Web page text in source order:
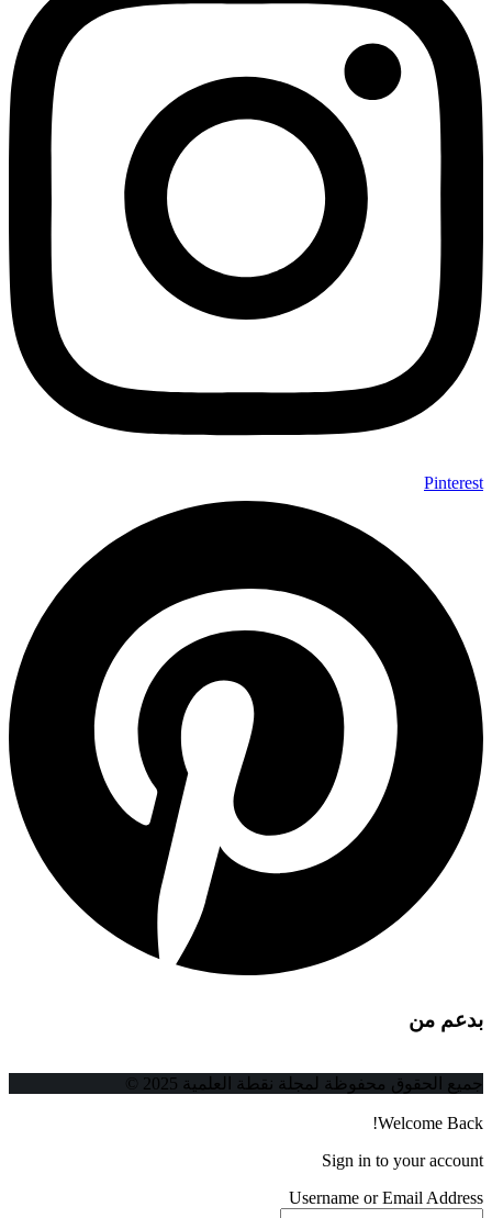
Pinterest
بدعم من
جميع الحقوق محفوظة لمجلة نقطة العلمية 2025 ©
Welcome Back!
Sign in to your account
Username or Email Address